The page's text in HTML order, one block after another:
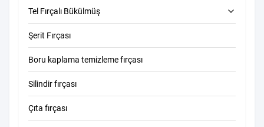
Tel Fırçalı Bükülmüş
Tüp temizleme fırçası
Saman temizleme fırçası
Şerit Fırçası
Boru kaplama temizleme fırçası
Silindir fırçası
Çıta fırçası